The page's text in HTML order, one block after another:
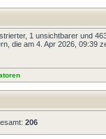
1 unsichtbarer und
die am 4. Apr 2026, 09:39
206